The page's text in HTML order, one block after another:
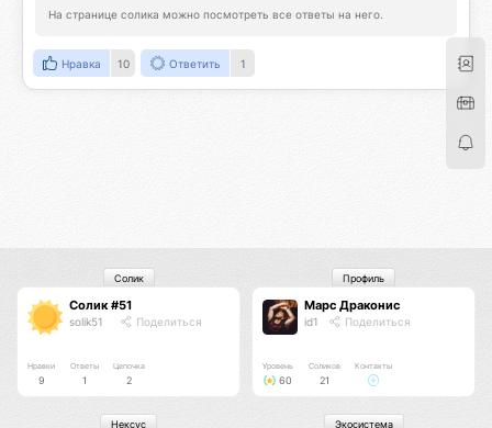
На странице солика можно посмотреть все ответы на него.
Нравка 10 Ответить 1
Солик #51
solik51 Поделиться
Нравки
9
Ответы
1
Цепочка
2
Солик
Марс Драконис
id1 Поделиться
Уровень
60
Соликов
21
Контакты
Профиль
Нексус Экосистема